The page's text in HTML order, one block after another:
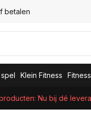
betalen
Klein Fitness
Nu bij dé